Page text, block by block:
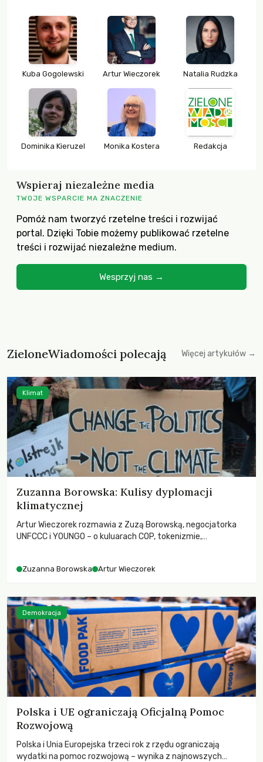
Kuba Gogolewski Artur Wieczorek Natalia Rudzka
Dominika Kieruzel Monika Kostera Redakcja
Wspieraj niezależne media
TWOJE WSPARCIE MA ZNACZENIE
Pomóż nam tworzyć rzetelne treści i rozwijać
portal. Dzięki Tobie możemy publikować rzetelne
treści i rozwijać niezależne medium.
Wesprzyj nas →
ZieloneWiadomości polecają Więcej artykułów →
Zuzanna Borowska: Kulisy dyplomacji
klimatycznej
Artur Wieczorek rozmawia z Zuzą Borowską, negocjatorka
UNFCCC i YOUNGO – o kuluarach COP, tokenizmie,
Zuzanna Borowska Artur Wieczorek
Klimat
Polska i UE ograniczają Oficjalną Pomoc
Rozwojową
Polska i Unia Europejska trzeci rok z rzędu ograniczają
wydatki na pomoc rozwojową – wynika z najnowszych
Demokracja